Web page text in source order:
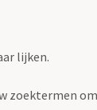
lijken.
zoektermen